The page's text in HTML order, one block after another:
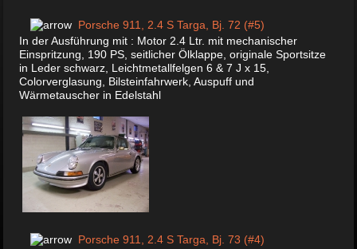
Porsche 911, 2.4 S Targa, Bj. 72 (#5)
In der Ausführung mit : Motor 2.4 Ltr. mit mechanischer
Einspritzung, 190 PS, seitlicher Ölklappe, originale Sportsitze
in Leder schwarz, Leichtmetallfelgen 6 & 7 J x 15,
Colorverglasung, Bilsteinfahrwerk, Auspuff und
Wärmetauscher in Edelstahl
Porsche 911, 2.4 S Targa, Bj. 73 (#4)